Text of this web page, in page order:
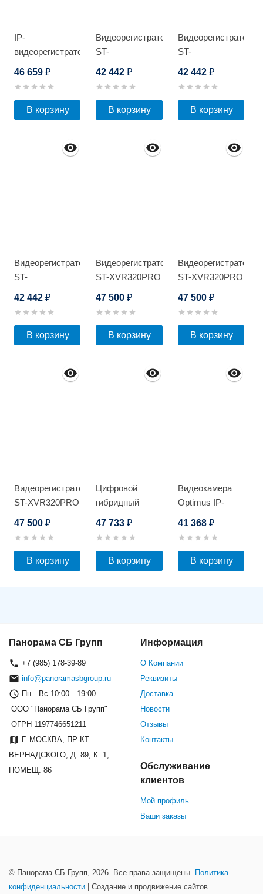
IP-
видеорегистратор
46 659 ₽
В корзину
Видеорегистратор
ST-
42 442₽
В корзину
Видеорегистратор
ST-
42 442 ₽
В корзину
Видеорегистратор
ST-
42 442 ₽
В корзину
Видеорегистратор
ST-XVR320PRO
47 500₽
В корзину
Видеорегистратор
ST-XVR320PRO
47 500 ₽
В корзину
Видеорегистратор
ST-XVR320PRO
47 500 ₽
В корзину
Цифровой
гибридный
47 733₽
В корзину
Видеокамера
Optimus IP-
41 368 ₽
В корзину
Панорама СБ Групп
+7 (985) 178-39-89
info@panoramasbgroup.ru
Пн—Вс 10:00—19:00
ООО "Панорама СБ Групп"
ОГРН 1197746651211
Г. МОСКВА, ПР-КТ
ВЕРНАДСКОГО, Д. 89, К. 1,
ПОМЕЩ. 86
Информация
О Компании
Реквизиты
Доставка
Новости
Отзывы
Контакты
Обслуживание
клиентов
Мой профиль
Ваши заказы
© Панорама СБ Групп, 2026. Все права защищены.
Политика
конфиденциальности | Создание и продвижение сайтов